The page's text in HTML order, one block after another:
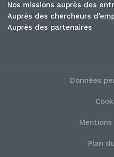
Nos missions auprès des
Auprès des chercheurs
Auprès des partenaires
Données
Mentions
Plan